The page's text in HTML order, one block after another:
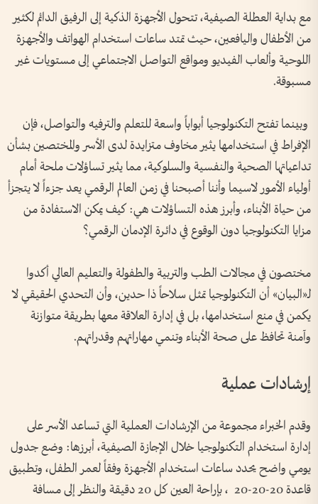
مع بداية العطلة الصيفية، تتحول الأجهزة الذكية إلى الرفيق الدائم لكثير
من الأطفال واليافعين، حيث تمتد ساعات استخدام الهواتف والأجهزة
اللوحية وألعاب الفيديو ومواقع التواصل الاجتماعي إلى مستويات غير
مسبوقة.
وبينما تفتح التكنولوجيا أبواباً واسعة للتعلم والترفيه والتواصل، فإن
الإفراط في استخدامها يثير مخاوف متزايدة لدى الأسر والمختصين بشأن
تداعياتها الصحية والنفسية والسلوكية، مما يثير تساؤلات ملحة أمام
أولياء الأمور لاسيما وأننا أصبحنا في زمن العالم الرقمي يعد جزءاً لا يتجزأ
من حياة الأبناء، وأبرز هذه التساؤلات هي: كيف يمكن الاستفادة من
مزايا التكنولوجيا دون الوقوع في دائرة الإدمان الرقمي؟
مختصون في مجالات الطب والتربية والطفولة والتعليم العالي أكدوا
لـ«البيان» أن التكنولوجيا تمثل سلاحاً ذا حدين، وأن التحدي الحقيقي لا
يكمن في منع استخدامها، بل في إدارة العلاقة معها بطريقة متوازنة
وآمنة تحافظ على صحة الأبناء وتنمي مهاراتهم وقدراتهم.
إرشادات عملية
وقدم الخبراء مجموعة من الإرشادات العملية التي تساعد الأسر على
إدارة استخدام التكنولوجيا خلال الإجازة الصيفية، أبرزها: وضع جدول
يومي واضح يحدد ساعات استخدام الأجهزة وفقاً لعمر الطفل، وتطبيق
قاعدة 20-20-20 ، بإراحة العين كل 20 دقيقة والنظر إلى مسافة